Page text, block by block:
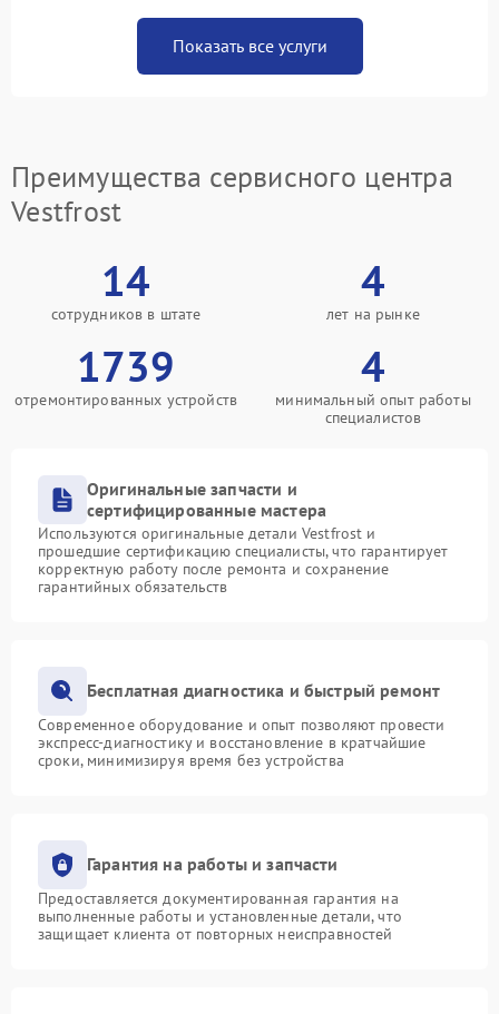
Показать все услуги
Преимущества сервисного центра
Vestfrost
14
сотрудников в штате
4
лет на рынке
1739
отремонтированных устройств
4
минимальный опыт работы
специалистов
Оригинальные запчасти и
сертифицированные мастера
Используются оригинальные детали Vestfrost и
прошедшие сертификацию специалисты, что гарантирует
корректную работу после ремонта и сохранение
гарантийных обязательств
Бесплатная диагностика и быстрый ремонт
Современное оборудование и опыт позволяют провести
экспресс-диагностику и восстановление в кратчайшие
сроки, минимизируя время без устройства
Гарантия на работы и запчасти
Предоставляется документированная гарантия на
выполненные работы и установленные детали, что
защищает клиента от повторных неисправностей